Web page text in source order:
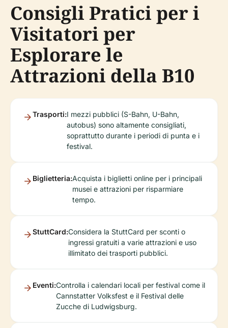
Consigli Pratici per i
Visitatori per
Esplorare le
Attrazioni della B10
Trasporti:I mezzi pubblici (S-Bahn, U-Bahn,
autobus) sono altamente consigliati,
soprattutto durante i periodi di punta e i
festival.
Biglietteria:Acquista i biglietti online per i principali
musei e attrazioni per risparmiare
tempo.
StuttCard:Considera la StuttCard per sconti o
ingressi gratuiti a varie attrazioni e uso
illimitato dei trasporti pubblici.
Eventi:Controlla i calendari locali per festival come il
Cannstatter Volksfest e il Festival delle
Zucche di Ludwigsburg.